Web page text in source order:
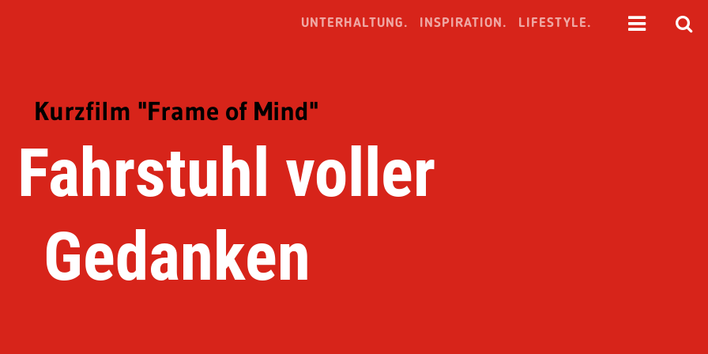
UNTERHALTUNG. INSPIRATION. LIFESTYLE.
Kurzfilm "Frame of Mind"
Fahrstuhl voller
Gedanken